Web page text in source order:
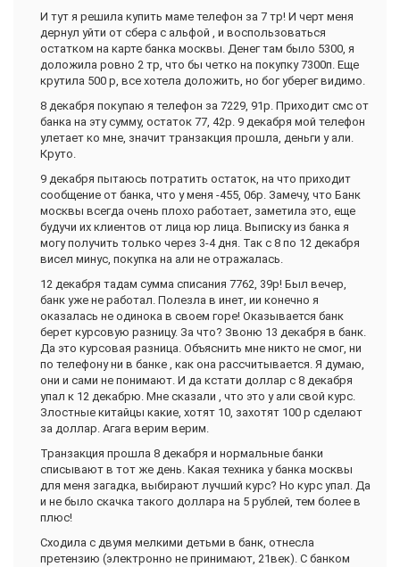
И тут я решила купить маме телефон за 7 тр! И черт меня
дернул уйти от сбера с альфой , и воспользоваться
остатком на карте банка москвы. Денег там было 5300, я
доложила ровно 2 тр, что бы четко на покупку 7300п. Еще
крутила 500 р, все хотела доложить, но бог уберег видимо.
8 декабря покупаю я телефон за 7229, 91р. Приходит смс от
банка на эту сумму, остаток 77, 42р. 9 декабря мой телефон
улетает ко мне, значит транзакция прошла, деньги у али.
Круто.
9 декабря пытаюсь потратить остаток, на что приходит
сообщение от банка, что у меня -455, 06р. Замечу, что Банк
москвы всегда очень плохо работает, заметила это, еще
будучи их клиентов от лица юр лица. Выписку из банка я
могу получить только через 3-4 дня. Так с 8 по 12 декабря
висел минус, покупка на али не отражалась.
12 декабря тадам сумма списания 7762, 39р! Был вечер,
банк уже не работал. Полезла в инет, ии конечно я
оказалась не одинока в своем горе! Оказывается банк
берет курсовую разницу. За что? Звоню 13 декабря в банк.
Да это курсовая разница. Объяснить мне никто не смог, ни
по телефону ни в банке , как она рассчитывается. Я думаю,
они и сами не понимают. И да кстати доллар с 8 декабря
упал к 12 декабрю. Мне сказали , что это у али свой курс.
Злостные китайцы какие, хотят 10, захотят 100 р сделают
за доллар. Агага верим верим.
Транзакция прошла 8 декабря и нормальные банки
списывают в тот же день. Какая техника у банка москвы
для меня загадка, выбирают лучший курс? Но курс упал. Да
и не было скачка такого доллара на 5 рублей, тем более в
плюс!
Сходила с двумя мелкими детьми в банк, отнесла
претензию (электронно не принимают, 21век). С банком